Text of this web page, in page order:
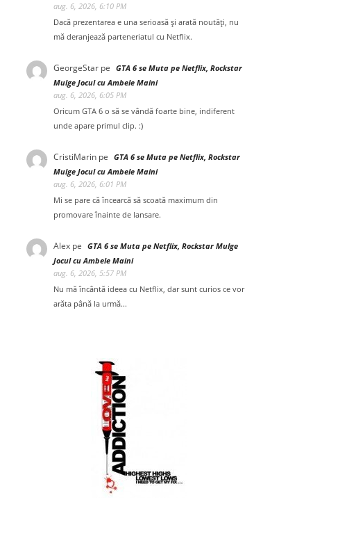
aug. 6, 2026, 6:10 PM
Dacă prezentarea e una serioasă și arată noutăți, nu
mă deranjează parteneriatul cu Netflix.
GeorgeStar pe GTA 6 se Muta pe Netflix, Rockstar
Mulge Jocul cu Ambele Maini
aug. 6, 2026, 6:05 PM
Oricum GTA 6 o să se vândă foarte bine, indiferent
unde apare primul clip. :)
CristiMarin pe GTA 6 se Muta pe Netflix, Rockstar
Mulge Jocul cu Ambele Maini
aug. 6, 2026, 6:01 PM
Mi se pare că încearcă să scoată maximum din
promovare înainte de lansare.
Alex pe GTA 6 se Muta pe Netflix, Rockstar Mulge
Jocul cu Ambele Maini
aug. 6, 2026, 5:57 PM
Nu mă încântă ideea cu Netflix, dar sunt curios ce vor
arăta până la urmă...